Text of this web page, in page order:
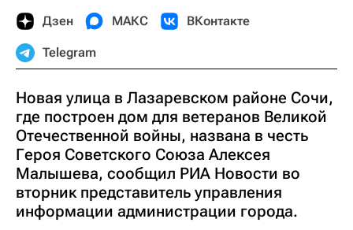
Дзен МАКС ВКонтакте
Telegram
Новая улица в Лазаревском районе Сочи,
где построен дом для ветеранов Великой
Отечественной войны, названа в честь
Героя Советского Союза Алексея
Малышева, сообщил РИА Новости во
вторник представитель управления
информации администрации города.